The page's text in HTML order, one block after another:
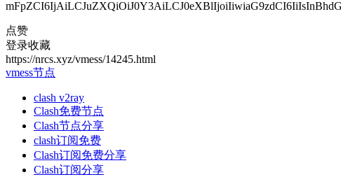
点赞
登录收藏
https://nrcs.xyz/vmess/14245.html
vmess节点
clash v2ray
Clash免费节点
Clash节点分享
clash订阅免费
Clash订阅免费分享
Clash订阅分享